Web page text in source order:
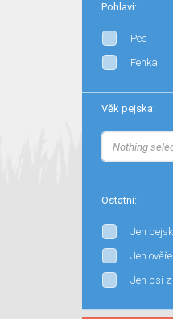
Pohlaví:
Pes
Fenka
Věk pejska:
Nothing
Ostatní:
Jen
Jen
Jen psi z